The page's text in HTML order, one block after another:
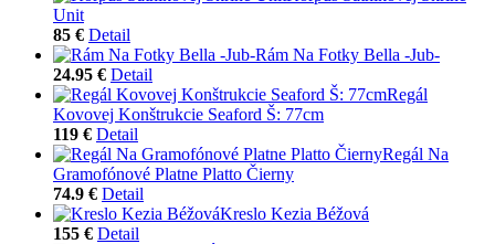
Unit
85 € Detail
Rám Na Fotky Bella -Jub-
24.95 € Detail
Regál
Kovovej Konštrukcie Seaford Š: 77cm
119 € Detail
Regál Na
Gramofónové Platne Platto Čierny
74.9 € Detail
Kreslo Kezia Béžová
155 € Detail